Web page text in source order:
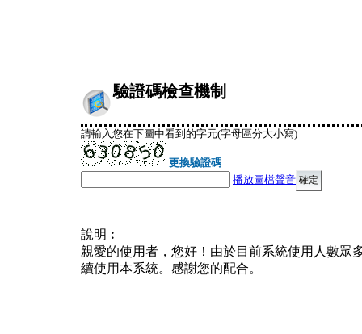
驗證碼檢查機制
請輸入您在下圖中看到的字元(字母區分大小寫)
更換驗證碼
播放圖檔聲音
說明︰
親愛的使用者，您好！由於目前系統使用人數眾
續使用本系統。感謝您的配合。